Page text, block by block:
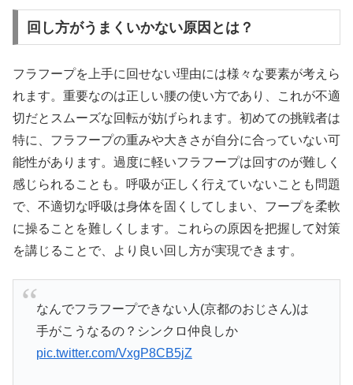
回し方がうまくいかない原因とは？
フラフープを上手に回せない理由には様々な要素が考えら
れます。重要なのは正しい腰の使い方であり、これが不適
切だとスムーズな回転が妨げられます。初めての挑戦者は
特に、フラフープの重みや大きさが自分に合っていない可
能性があります。過度に軽いフラフープは回すのが難しく
感じられることも。呼吸が正しく行えていないことも問題
で、不適切な呼吸は身体を固くしてしまい、フープを柔軟
に操ることを難しくします。これらの原因を把握して対策
を講じることで、より良い回し方が実現できます。
なんでフラフープできない人(京都のおじさん)は
手がこうなるの？シンクロ仲良しか
pic.twitter.com/VxgP8CB5jZ